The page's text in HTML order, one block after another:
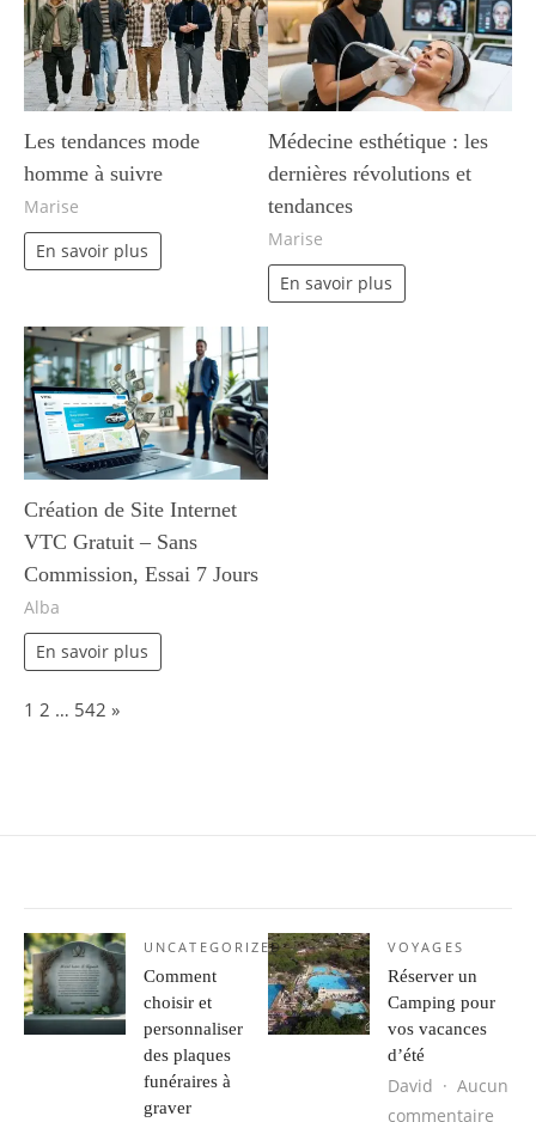
Les tendances mode
homme à suivre
Marise
En savoir plus
Médecine esthétique : les
dernières révolutions et
tendances
Marise
En savoir plus
Création de Site Internet
VTC Gratuit – Sans
Commission, Essai 7 Jours
Alba
En savoir plus
Page:
1 2 … 542 Next
»
UNCATEGORIZED
Comment
choisir et
personnaliser
des plaques
funéraires à
graver
VOYAGES
Réserver un
Camping pour
vos vacances
d’été
David
Aucun
commentaire